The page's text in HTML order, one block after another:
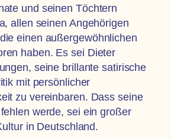
und seinen Töchtern
allen seinen Angehörigen
einen außergewöhnlichen
haben. Es sei Dieter
seine brillante satirische
mit persönlicher
zu vereinbaren. Dass seine
werde, sei ein großer
in Deutschland.